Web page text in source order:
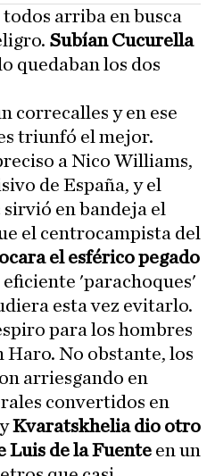
arriba en busca
Subían Cucurella
quedaban los dos
correcalles y en ese
triunfó el mejor.
a Nico Williams,
de España, y el
en bandeja el
el centrocampista del
el esférico pegado
eficiente 'parachoques'
esta vez evitarlo.
para los hombres
Haro. No obstante, los
arriesgando en
convertidos en
Kvaratskhelia dio otro
Luis de la Fuente en un